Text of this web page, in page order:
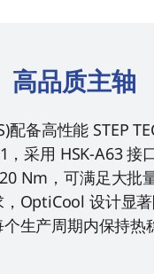
高品质主轴
配备高性能 STEP
采用 HSK-A63 接
Nm，可满足大批
OptiCool 设计显
生产周期内保持热